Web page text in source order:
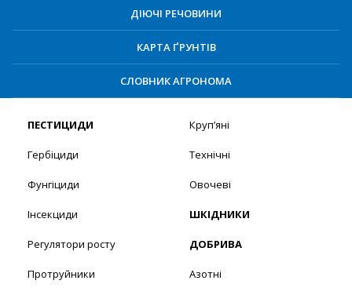
ДІЮЧІ РЕЧОВИНИ
КАРТА ҐРУНТІВ
СЛОВНИК АГРОНОМА
ПЕСТИЦИДИ
Гербіциди
Фунгіциди
Інсекциди
Регулятори росту
Протруйники
Круп’яні
Технічні
Овочеві
ШКІДНИКИ
ДОБРИВА
Азотні